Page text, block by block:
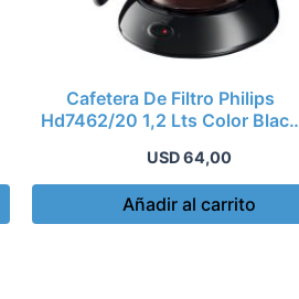
Cafetera De Filtro Philips
Hd7462/20 1,2 Lts Color Black
USD64,00
Añadir al carrito